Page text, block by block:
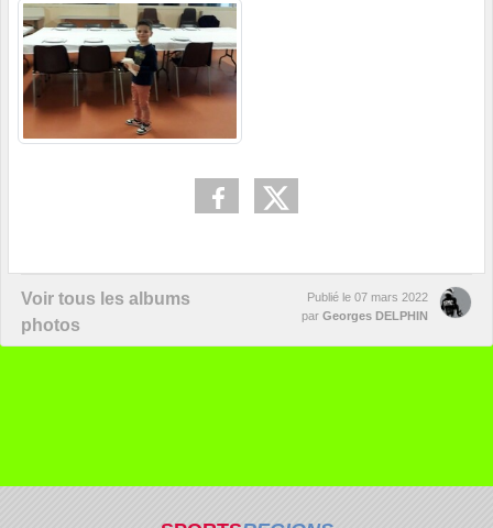
Voir tous les albums
photos
Publié le 07 mars 2022
par Georges DELPHIN